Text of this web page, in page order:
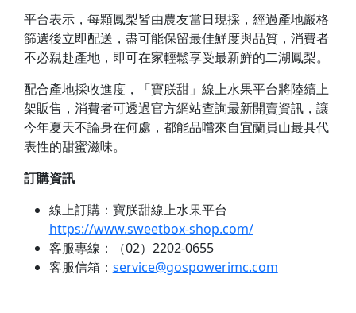
平台表示，每顆鳳梨皆由農友當日現採，經過產地嚴格
篩選後立即配送，盡可能保留最佳鮮度與品質，消費者
不必親赴產地，即可在家輕鬆享受最新鮮的二湖鳳梨。
配合產地採收進度，「寶朕甜」線上水果平台將陸續上
架販售，消費者可透過官方網站查詢最新開賣資訊，讓
今年夏天不論身在何處，都能品嚐來自宜蘭員山最具代
表性的甜蜜滋味。
訂購資訊
線上訂購：寶朕甜線上水果平台
https://www.sweetbox-shop.com/
客服專線：（02）2202-0655
客服信箱： service@gospowerimc.com